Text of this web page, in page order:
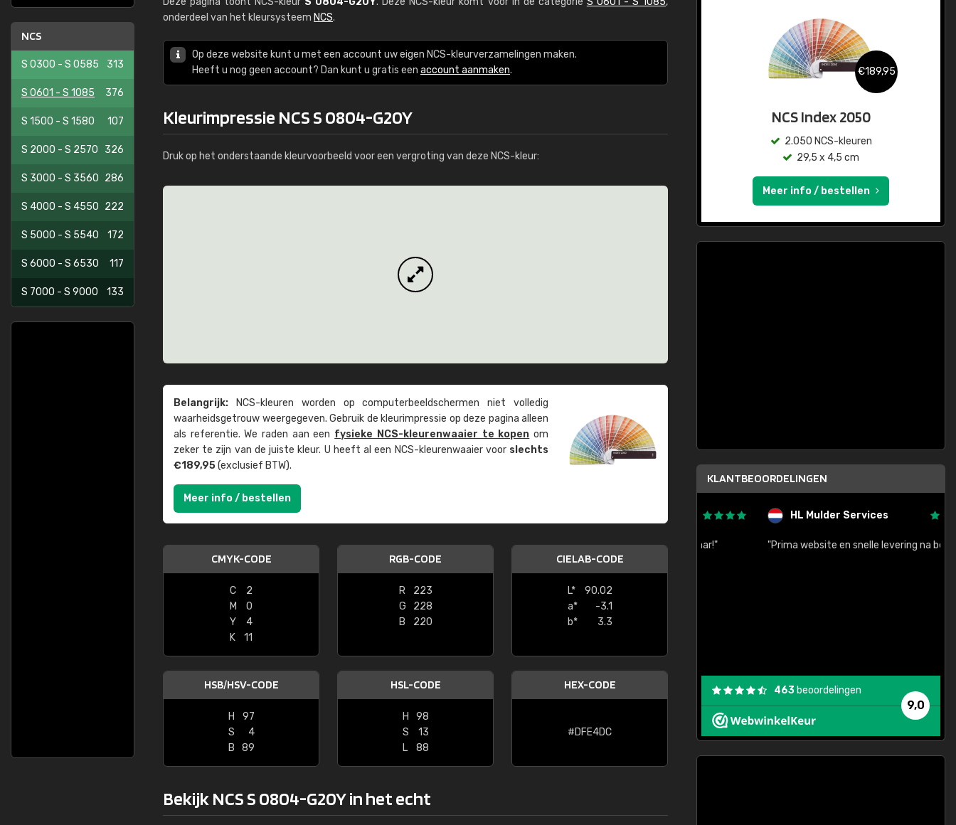
NCS
S 0300 - S 0585 313
S 0601 - S 1085 376
S 1500 - S 1580 107
S 2000 - S 2570 326
S 3000 - S 3560 286
S 4000 - S 4550 222
S 5000 - S 5540 172
S 6000 - S 6530 117
S 7000 - S 9000 133
onderdeel van het kleursysteem NCS.
Op deze website kunt u met een account uw eigen NCS-kleurverzamelingen maken.
Heeft u nog geen account? Dan kunt u gratis een account aanmaken.
Kleurimpressie NCS S 0804-G20Y
Druk op het onderstaande kleurvoorbeeld voor een vergroting van deze NCS-kleur:
Belangrijk: NCS-kleuren worden op computer­beeld­schermen niet volledig
waarheids­­getrouw weer­gegeven. Gebruik de kleur­impressie op deze pagina alleen
als referentie. We raden aan een fysieke NCS-kleuren­waaier te kopen om
zeker te zijn van de juiste kleur. U heeft al een NCS-kleuren­waaier voor slechts
€189,95(exclusief BTW).
Meer info / bestellen
CMYK-CODE
C
2
M
0
Y
4
K
11
RGB-CODE
R
223
G
228
B
220
CIELAB-CODE
L*
90.02
a*
-3.1
b*
3.3
HSB/HSV-CODE
H
97
S
4
B
89
HSL-CODE
H
98
S
13
L
88
HEX-CODE
#DFE4DC
Bekijk NCS S 0804-G20Y in het echt
€189,95
NCS Index 2050
2.050 NCS-kleuren
29,5 x 4,5 cm
Meer info / bestellen
KLANTBEOORDELINGEN
"Super snelle service en zeer betaalbaar!"
HL Mulder Services
"Prima website en snelle levering na bestelling"
9,0
463 beoordelingen